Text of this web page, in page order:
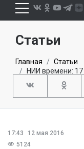
Статьи
Главная
Статьи
НИИ времени:
17:43
12 мая 2016
5124